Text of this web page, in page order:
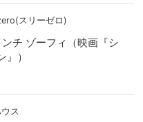
スリーゼロ)
チ ゾーフィ（映画『シ
）
ス